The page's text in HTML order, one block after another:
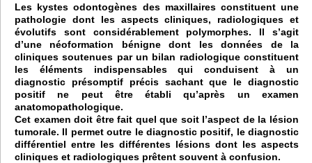
Les kystes odontogènes des maxillaires constituent une
pathologie dont les aspects cliniques, radiologiques et
évolutifs sont considérablement polymorphes. Il s’agit
d’une néoformation bénigne dont les données de la
cliniques soutenues par un bilan radiologique constituent
les éléments indispensables qui conduisent à un
diagnostic présomptif précis sachant que le diagnostic
positif ne peut être établi qu’après un examen
anatomopathologique.
Cet examen doit être fait quel que soit l’aspect de la lésion
tumorale. Il permet outre le diagnostic positif, le diagnostic
différentiel entre les différentes lésions dont les aspects
cliniques et radiologiques prêtent souvent à confusion.